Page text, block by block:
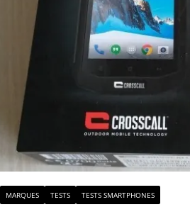
MARQUES TESTS TESTS SMARTPHONES